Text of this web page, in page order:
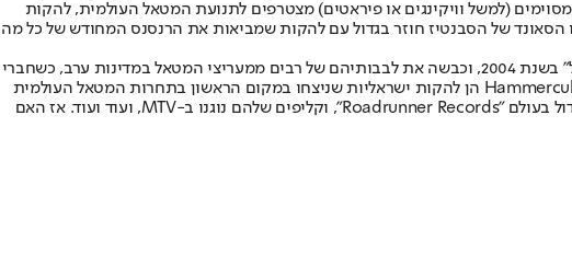
(למשל וויקינגים או פיראטים) מצטרפים לתנועת המטאל העולמית, להקות
הסאונד של הסבנטיז חוזר בגדול עם להקות שמביאות את הרנסנס המחודש של כל מה
אפילו ישראל שמה את חותמה על המטאל העולמי במהלך שנות האלפיים, כאשר להקת "אורפנד לנד" הישראלית שחררה את אלבומה "מבול" בשנת 2004, וכבשה את לבבותיהם של רבים ממעריצי המטאל במדינות ערב, כשחברי
הלהקה השכילו לשלב בצורה מושלמת אלמנטים אוריינטליים ומזרחיים אל תוך מוזיקת המטאל הקליטה שלהם. הלהקות The Fading ו- Hammercult הן להקות ישראליות שניצחו במקום הראשון בתחרות המטאל העולמית
הגדולה ב"וואקן" שבגרמניה, שאליה נשלחות בכל שנה להקות מכל העולם. להקת Betzefer הישראלית חתמה בלייבל המטאל שהיה אז הגדול בעולם "Roadrunner Records", וקליפים שלהם נוגנו ב-MTV, ועוד ועוד. אז האם